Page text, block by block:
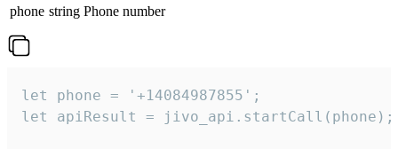
phone string Phone number
let phone = '+14084987855';
let apiResult = jivo_api.startCall(phone);